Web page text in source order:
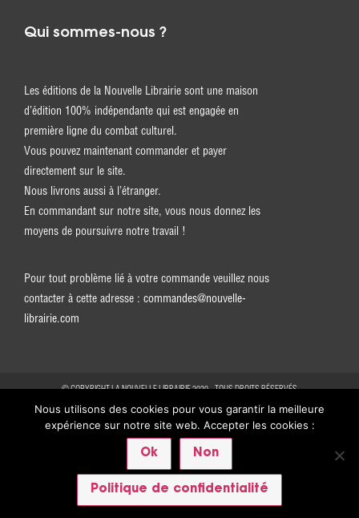
Qui sommes-nous ?
Les éditions de la Nouvelle Librairie sont une maison
d’édition 100% indépendante qui est engagée en
première ligne du combat culturel.
Vous pouvez maintenant commander et payer
directement sur le site.
Nous livrons aussi à l’étranger.
En commandant sur notre site, vous nous donnez les
moyens de poursuivre notre travail !
Pour tout problème lié à votre commande veuillez nous
contacter à cette adresse : commandes@nouvelle-
librairie.com
© COPYRIGHT LA NOUVELLE LIBRAIRIE 2020 - TOUS DROITS RÉSERVÉS
Subscribe
Nous utilisons des cookies pour vous garantir la meilleure
expérience sur notre site web. Accepter les cookies :
Ok Non
Politique de confidentialité